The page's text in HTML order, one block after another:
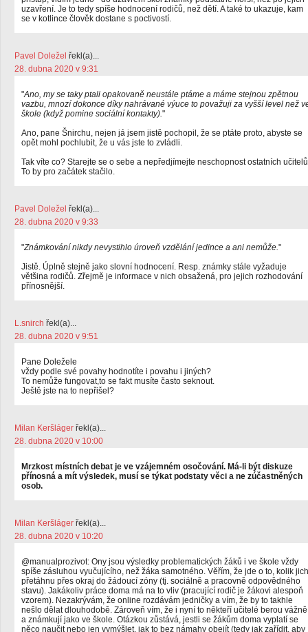
uzavření. Je to tedy spíše hodnocení rodičů, než dětí. A také to ukazuje, kam
se v kotlince člověk dostane s poctivostí.
Pavel Doležel řekl(a)...
28. dubna 2020 v 9:31
"Ano, my se taky ptali opakovaně neustále ptáme a máme stejnou zpětnou
vazbu, mnozí dokonce díky nahrávané výuce to považuji za vyšší level než
škole (když pomine sociální kontakty)."
Ano, pane Šnirchu, nejen já jsem jistě pochopil, že se ptáte proto, abyste se
opět mohl pochlubit, že u vás jste to zvládli.
Tak víte co? Starejte se o sebe a nepředjímejte neschopnost ostatních
To by pro začátek stačilo.
Pavel Doležel řekl(a)...
28. dubna 2020 v 9:33
"Známkování nikdy nevystihlo úroveň vzdělání jedince a ani nemůže."
Jistě. Úplně stejně jako slovní hodnocení. Resp. známky stále vyžaduje
většina rodičů. Zřejmě je informace v nich obsažená, pro jejich rozhodování
přínosnější.
L.snirch řekl(a)...
28. dubna 2020 v 9:51
Pane Doležele
vždy podle své povahy hodnotíte i povahu i jiných?
To nemůže fungovat,to se fakt musíte často seknout.
Ještě jste na to nepřišel?
Milan Keršláger řekl(a)...
28. dubna 2020 v 10:00
Mrzkost místních debat je ve vzájemném osočování. Má-li být diskuze
přínosná a mít výsledek, musí se týkat podstaty věci a ne zúčastněných
osob.
Milan Keršláger řekl(a)...
28. dubna 2020 v 10:20
@manualprozivot: Ony jsou výsledky problematických žáků i ve škole vždy
spíše zásluhou vyučujícího, než žáka samotného. Věřím, že jde o to, kolik jich
přetáhnu přes okraj do žádoucí zóny (tj. sociálně a pracovně odpovědného
stavu). Jakákoliv práce doma má na to vliv (pracující rodič je žákovi alespoň
vzorem). Nezakrývám, že online rozdávám jedničky a vím, že by to takhle
nešlo dělat dlouhodobě. Zároveň vím, že i nyní to někteří učitelé berou vážně
a známkují jako ve škole. Otázkou zůstává, jestli se žákům doma vyplatí se
něco naučit nebo jen vymýšlet, jak to bez námahy obejít (tedy jak zařídit, aby